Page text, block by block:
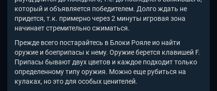
который и объявляется победителем. Долго ждать не
придется, т.к. примерно через 2 минуты игровая зона
начинает стремительно сжиматься.
Прежде всего постарайтесь в Блоки Рояле ио найти
оружие и боеприпасы к нему. Оружие берется клавишей F.
Припасы бывают двух цветов и каждое подходит только
определенному типу оружия. Можно еще рубиться на
кулаках, но это для особых ценителей.